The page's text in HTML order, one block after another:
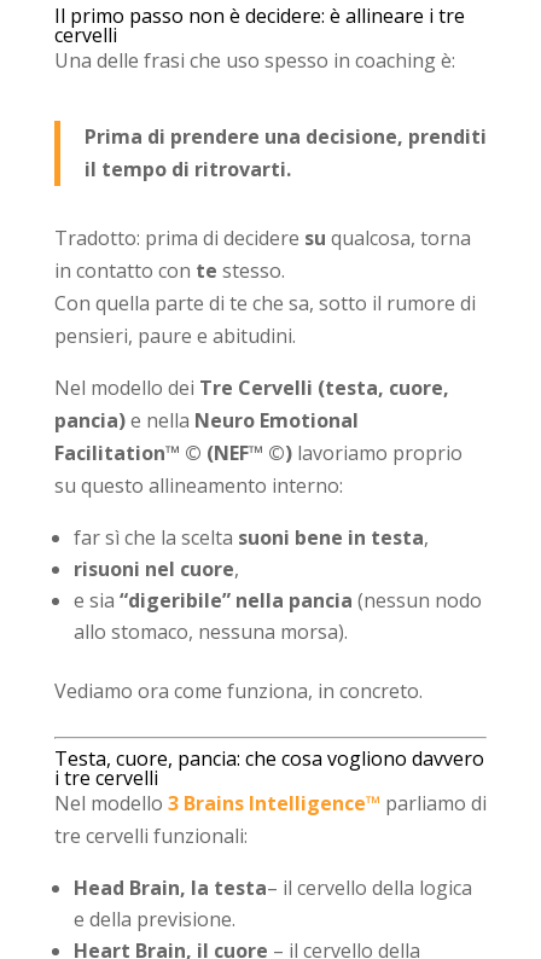
Il primo passo non è decidere: è allineare i tre
cervelli
Una delle frasi che uso spesso in coaching è:
Prima di prendere una decisione, prenditi
il tempo di ritrovarti.
Tradotto: prima di decidere su qualcosa, torna
in contatto con te stesso.
Con quella parte di te che sa, sotto il rumore di
pensieri, paure e abitudini.
Nel modello dei Tre Cervelli (testa, cuore,
pancia)e nella Neuro Emotional
Facilitation™ © (NEF™ ©)lavoriamo proprio
su questo allineamento interno:
far sì che la scelta suoni bene in testa,
risuoni nel cuore,
e sia “digeribile” nella pancia (nessun nodo
allo stomaco, nessuna morsa).
Vediamo ora come funziona, in concreto.
Testa, cuore, pancia: che cosa vogliono davvero
i tre cervelli
Nel modello 3 Brains Intelligence™ parliamo di
tre cervelli funzionali:
Head Brain, la testa– il cervello della logica
e della previsione.
Heart Brain, il cuore – il cervello della